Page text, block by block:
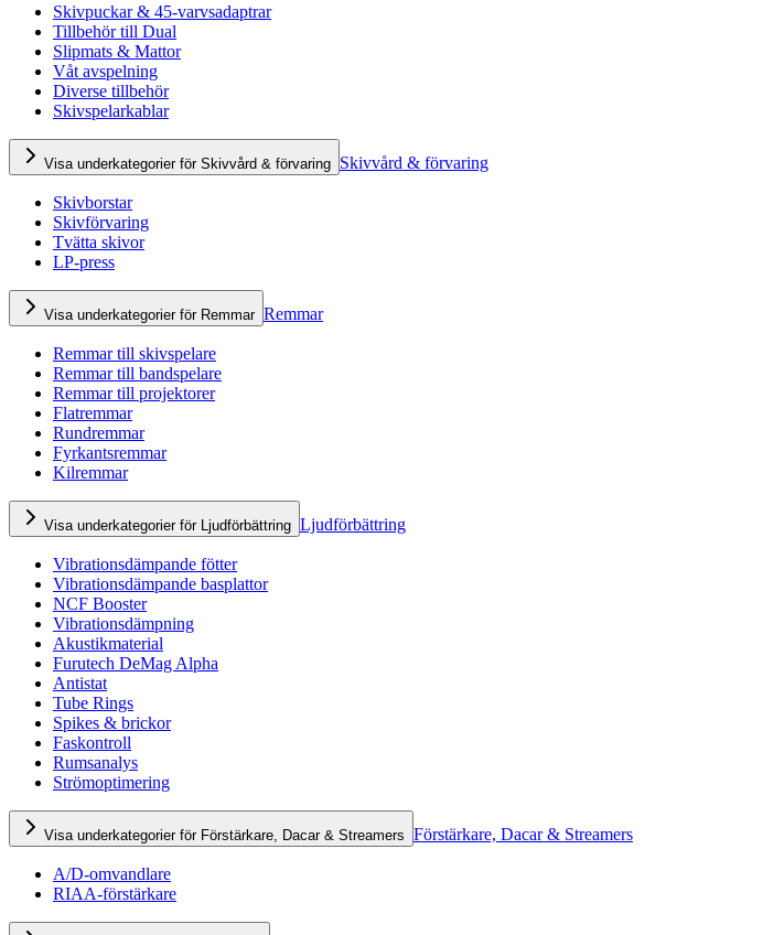
Skivpuckar & 45-varvsadaptrar
Tillbehör till Dual
Slipmats & Mattor
Våt avspelning
Diverse tillbehör
Skivspelarkablar
Visa underkategorier för Skivvård & förvaring Skivvård & förvaring
Skivborstar
Skivförvaring
Tvätta skivor
LP-press
Visa underkategorier för Remmar Remmar
Remmar till skivspelare
Remmar till bandspelare
Remmar till projektorer
Flatremmar
Rundremmar
Fyrkantsremmar
Kilremmar
Visa underkategorier för Ljudförbättring Ljudförbättring
Vibrationsdämpande fötter
Vibrationsdämpande basplattor
NCF Booster
Vibrationsdämpning
Akustikmaterial
Furutech DeMag Alpha
Antistat
Tube Rings
Spikes & brickor
Faskontroll
Rumsanalys
Strömoptimering
Visa underkategorier för Förstärkare, Dacar & Streamers Förstärkare, Dacar & Streamers
A/D-omvandlare
RIAA-förstärkare